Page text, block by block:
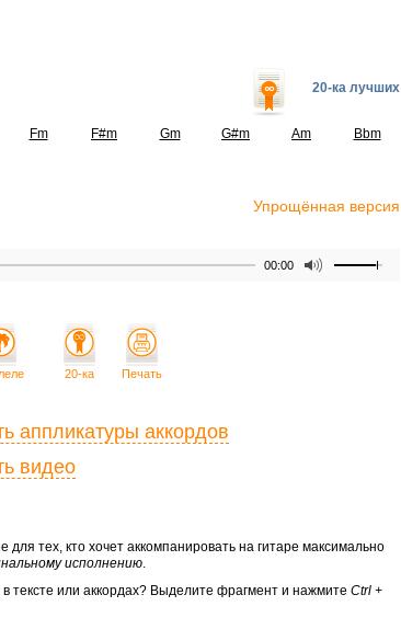
20-ка лучших
Fm F#m Gm G#m Am
Bbm
Упрощённая версия
00:00
20-ка Печать
аппликатуры аккордов
видео
для тех, кто хочет аккомпанировать на гитаре максимально
исполнению.
тексте или аккордах? Выделите фрагмент и нажмите Ctrl +